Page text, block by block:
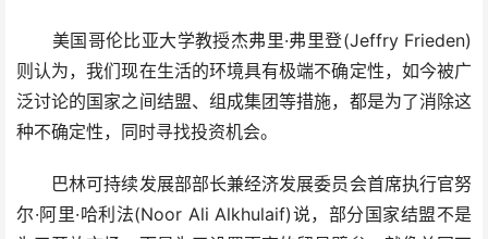
美国哥伦比亚大学教授杰弗里·弗里登(Jeffry Frieden)
则认为，我们现在生活的环境具有极端不确定性，如今被广
泛讨论的国家之间结盟、组成集团等措施，都是为了消除这
种不确定性，同时寻找投资机会。
巴林可持续发展部部长兼经济发展委员会首席执行官努
尔·阿里·哈利法(Noor Ali Alkhulaif)说，部分国家结盟不是